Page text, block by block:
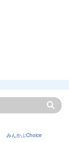
みんかぶChoice